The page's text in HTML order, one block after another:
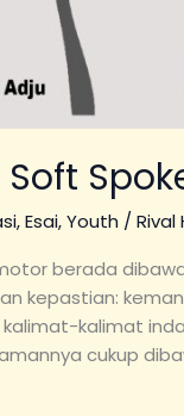
,Esai,Youth / Rival
berada
kepastian:
kalimat
cukup